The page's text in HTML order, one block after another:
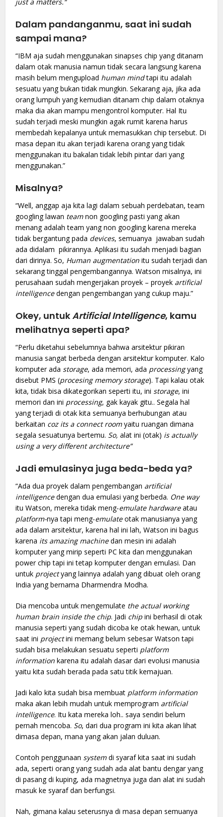
Dalam pandanganmu, saat ini sudah
sampai mana?
“IBM aja sudah menggunakan sinapses chip yang ditanam
dalam otak manusia namun tidak secara langsung karena
masih belum mengupload human mindtapi itu adalah
sesuatu yang bukan tidak mungkin. Sekarang aja, jika ada
orang lumpuh yang kemudian ditanam chip dalam otaknya
maka dia akan mampu mengontrol komputer. Hal Itu
sudah terjadi meski mungkin agak rumit karena harus
membedah kepalanya untuk memasukkan chip tersebut. Di
masa depan itu akan terjadi karena orang yang tidak
menggunakan itu bakalan tidak lebih pintar dari yang
menggunakan.”
Misalnya?
“Well, anggap aja kita lagi dalam sebuah perdebatan, team
googling lawan teamnon googling pasti yang akan
menang adalah team yang non googling karena mereka
tidak bergantung pada devices, semuanya jawaban sudah
ada didalam pikirannya. Aplikasi itu sudah menjadi bagian
dari dirinya. So, Human augmentationitu sudah terjadi dan
sekarang tinggal pengembangannya. Watson misalnya, ini
perusahaan sudah mengerjakan proyek – proyek artificial
intelligencedengan pengembangan yang cukup maju.”
Okey, untukArtificial Intelligence, kamu
melihatnya seperti apa?
“Perlu diketahui sebelumnya bahwa arsitektur pikiran
manusia sangat berbeda dengan arsitektur komputer. Kalo
komputer adastorage, ada memori, ada processingyang
disebut PMS (procesing memory storage). Tapi kalau otak
kita, tidak bisa dikategorikan seperti itu, inistorage, ini
memori dan ini processing, gak kayak gitu.. Segala hal
yang terjadi di otak kita semuanya berhubungan atau
berkaitan coz its a connect roomyaitu ruangan dimana
segala sesuatunya bertemu. So,alat ini (otak) is actually
using a very different architecture”
Jadi emulasinya juga beda-beda ya?
“Ada dua proyek dalam pengembangan artificial
intelligencedengan dua emulasi yang berbeda. One way
itu Watson, mereka tidak meng-emulate hardwareatau
platform-nya tapi meng-emulateotak manusianya yang
ada dalam arsitektur, karena hal ini lah, Watson ini bagus
karena its amazing machinedan mesin ini adalah
komputer yang mirip seperti PC kita dan menggunakan
power chip tapi ini tetap komputer dengan emulasi. Dan
untuk projectyang lainnya adalah yang dibuat oleh orang
India yang bernama Dharmendra Modha.
Dia mencoba untuk mengemulate the actual working
human brain inside the chip. Jadi chipini berhasil di otak
manusia seperti yang sudah dicoba ke otak hewan, untuk
saat ini projectini memang belum sebesar Watson tapi
sudah bisa melakukan sesuatu seperti platform
information karena itu adalah dasar dari evolusi manusia
yaitu kita sudah berada pada satu titik kemajuan.
Jadi kalo kita sudah bisa membuat platform information
maka akan lebih mudah untuk memprogram artificial
intelligence. Itu kata mereka loh.. saya sendiri belum
pernah mencoba. So, dari dua program ini kita akan lihat
dimasa depan, mana yang akan jalan duluan.
Contoh penggunaansystemdi syaraf kita saat ini sudah
ada, seperti orang yang sudah ada alat bantu dengar yang
di pasang di kuping, ada magnetnya juga dan alat ini sudah
masuk ke syaraf dan berfungsi.
Nah, gimana kalau seterusnya di masa depan semuanya